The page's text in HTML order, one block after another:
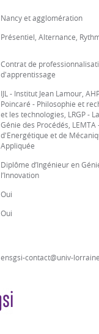
Nancy et agglomération
Présentiel, Alternance,
Contrat de
d'apprentissage
IJL - Institut Jean Lamour,
Poincaré - Philosophie et
et les technologies, LRGP -
Génie des Procédés,
d'Energétique et de
Appliquée
Diplôme d’Ingénieur en
l’Innovation
Oui
Oui
ensgsi-contact@univ-